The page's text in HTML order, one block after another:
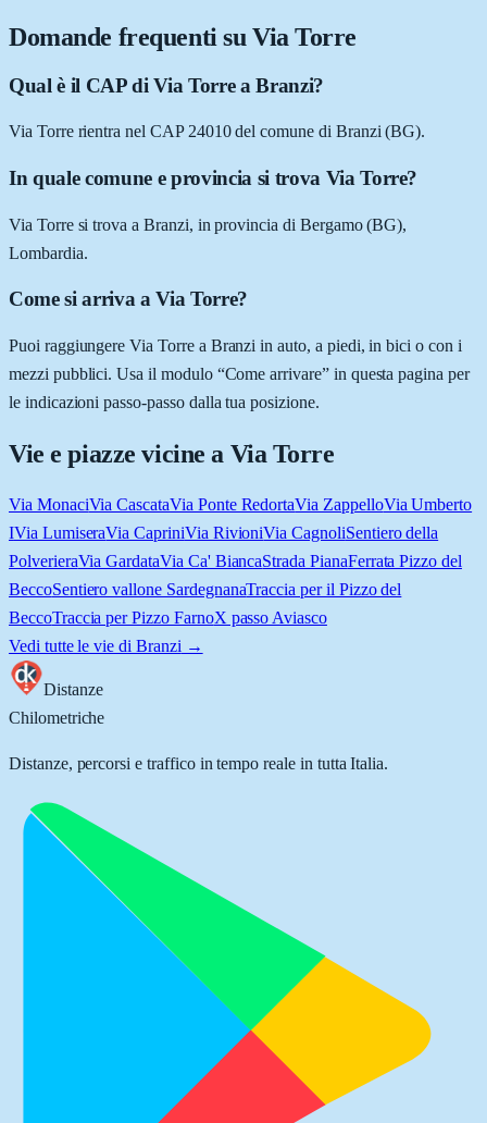
Domande frequenti su Via Torre
Qual è il CAP di Via Torre a Branzi?
Via Torre rientra nel CAP 24010 del comune di Branzi (BG).
In quale comune e provincia si trova Via Torre?
Via Torre si trova a Branzi, in provincia di Bergamo (BG),
Lombardia.
Come si arriva a Via Torre?
Puoi raggiungere Via Torre a Branzi in auto, a piedi, in bici o con i
mezzi pubblici. Usa il modulo “Come arrivare” in questa pagina per
le indicazioni passo-passo dalla tua posizione.
Vie e piazze vicine a Via Torre
Via MonaciVia CascataVia Ponte RedortaVia ZappelloVia Umberto
IVia LumiseraVia CapriniVia RivioniVia CagnoliSentiero della
PolverieraVia GardataVia Ca' BiancaStrada PianaFerrata Pizzo del
BeccoSentiero vallone SardegnanaTraccia per il Pizzo del
BeccoTraccia per Pizzo FarnoX passo Aviasco
Vedi tutte le vie di Branzi →
Distanze
Chilometriche
Distanze, percorsi e traffico in tempo reale in tutta Italia.